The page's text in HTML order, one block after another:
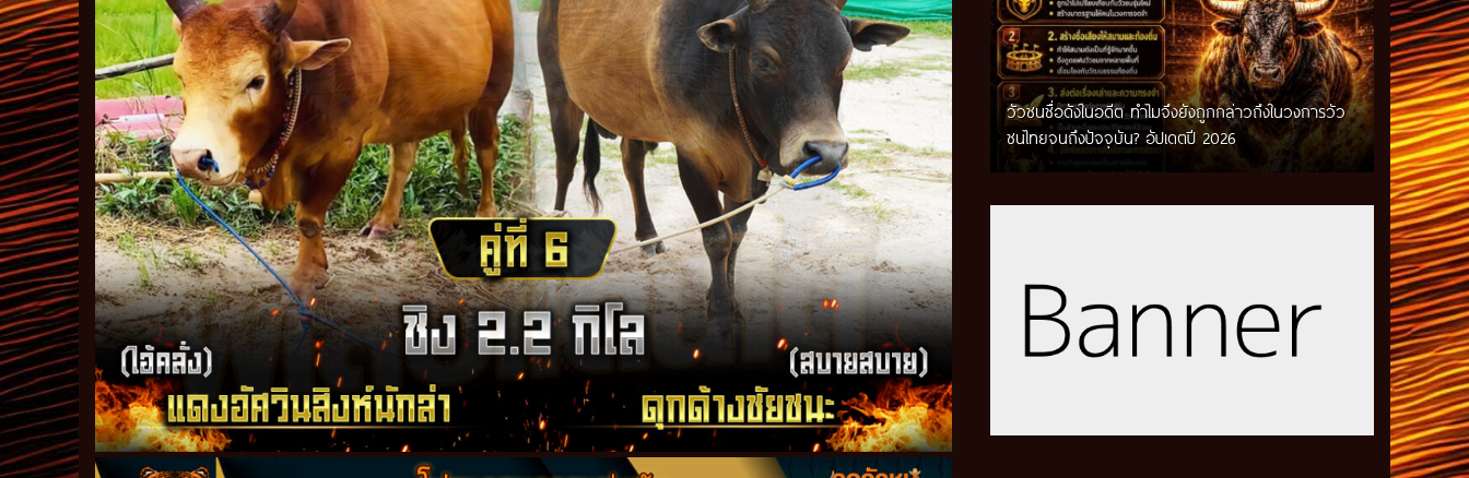
วัวชนชื่อดังในอดีต ทำไมจึงยังถูกกล่าวถึงในวงการวัว
ชนไทยจนถึงปัจจุบัน? อัปเดตปี 2026
กติกาวัวชนสมัยก่อน วิถีการแข่งขันดั้งเดิมที่สืบทอด
ผ่านภูมิปัญญาท้องถิ่น อัปเดตปี 2026